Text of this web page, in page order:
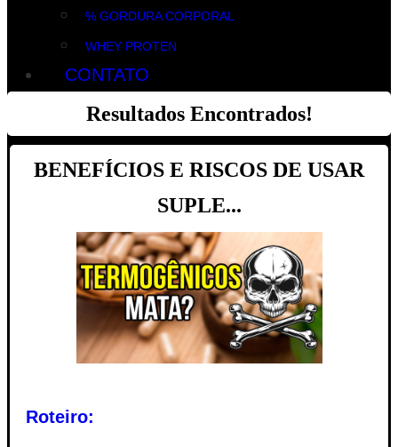
% GORDURA CORPORAL
WHEY PROTEN
CONTATO
Resultados Encontrados!
BENEFÍCIOS E RISCOS DE USAR
SUPLE...
Roteiro: